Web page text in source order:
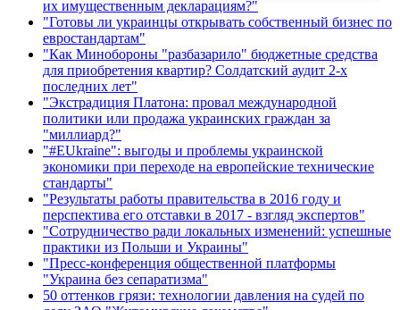
их имущественным декларациям?"
"Готовы ли украинцы открывать собственный бизнес по
евростандартам"
"Как Минобороны "разбазарило" бюджетные средства
для приобретения квартир? Солдатский аудит 2-х
последних лет"
"Экстрадиция Платона: провал международной
политики или продажа украинских граждан за
"миллиард?"
"#EUkraine": выгоды и проблемы украинской
экономики при переходе на европейские технические
стандарты"
"Результаты работы правительства в 2016 году и
перспектива его отставки в 2017 - взгляд экспертов"
"Сотрудничество ради локальных изменений: успешные
практики из Польши и Украины"
"Пресс-конференция общественной платформы
"Украина без сепаратизма"
50 оттенков грязи: технологии давления на судей по